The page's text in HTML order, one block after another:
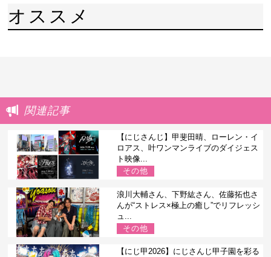
オススメ
関連記事
【にじさんじ】甲斐田晴、ローレン・イ
ロアス、叶ワンマンライブのダイジェス
ト映像...
その他
浪川大輔さん、下野紘さん、佐藤拓也さ
んが“ストレス×極上の癒し”でリフレッシ
ュ...
その他
【にじ甲2026】にじさんじ甲子園を彩る